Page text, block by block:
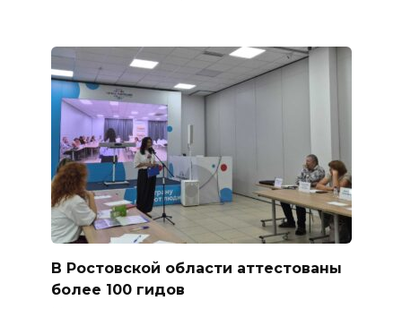
В Ростовской области аттестованы
более 100 гидов